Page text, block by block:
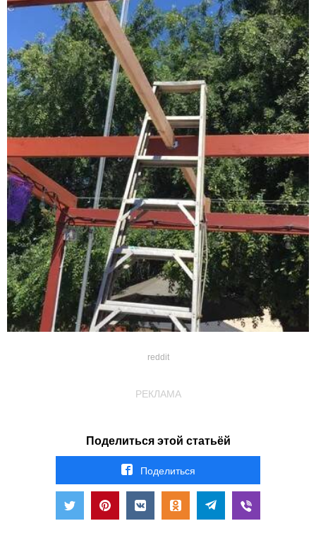
reddit
РЕКЛАМА
Поделиться этой статьёй
Поделиться